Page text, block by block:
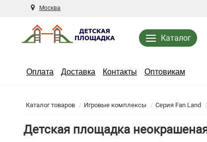
Москва
Каталог
Оплата Доставка Контакты Оптовикам
Каталог товаров Игровые комплексы Серия Fan Land
Детская площадка